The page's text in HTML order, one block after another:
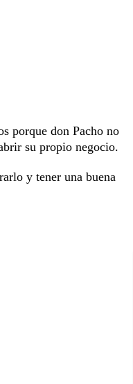
porque don Pacho no
su propio negocio.
y tener una buena